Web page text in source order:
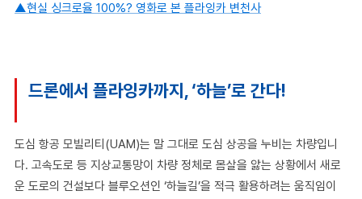
▲현실 싱크로율 100%? 영화로 본 플라잉카 변천사
드론에서 플라잉카까지, ‘하늘’로 간다!
도심 항공 모빌리티(UAM)는 말 그대로 도심 상공을 누비는 차량입니
다. 고속도로 등 지상교통망이 차량 정체로 몸살을 앓는 상황에서 새로
운 도로의 건설보다 블루오션인 ‘하늘길’을 적극 활용하려는 움직임이